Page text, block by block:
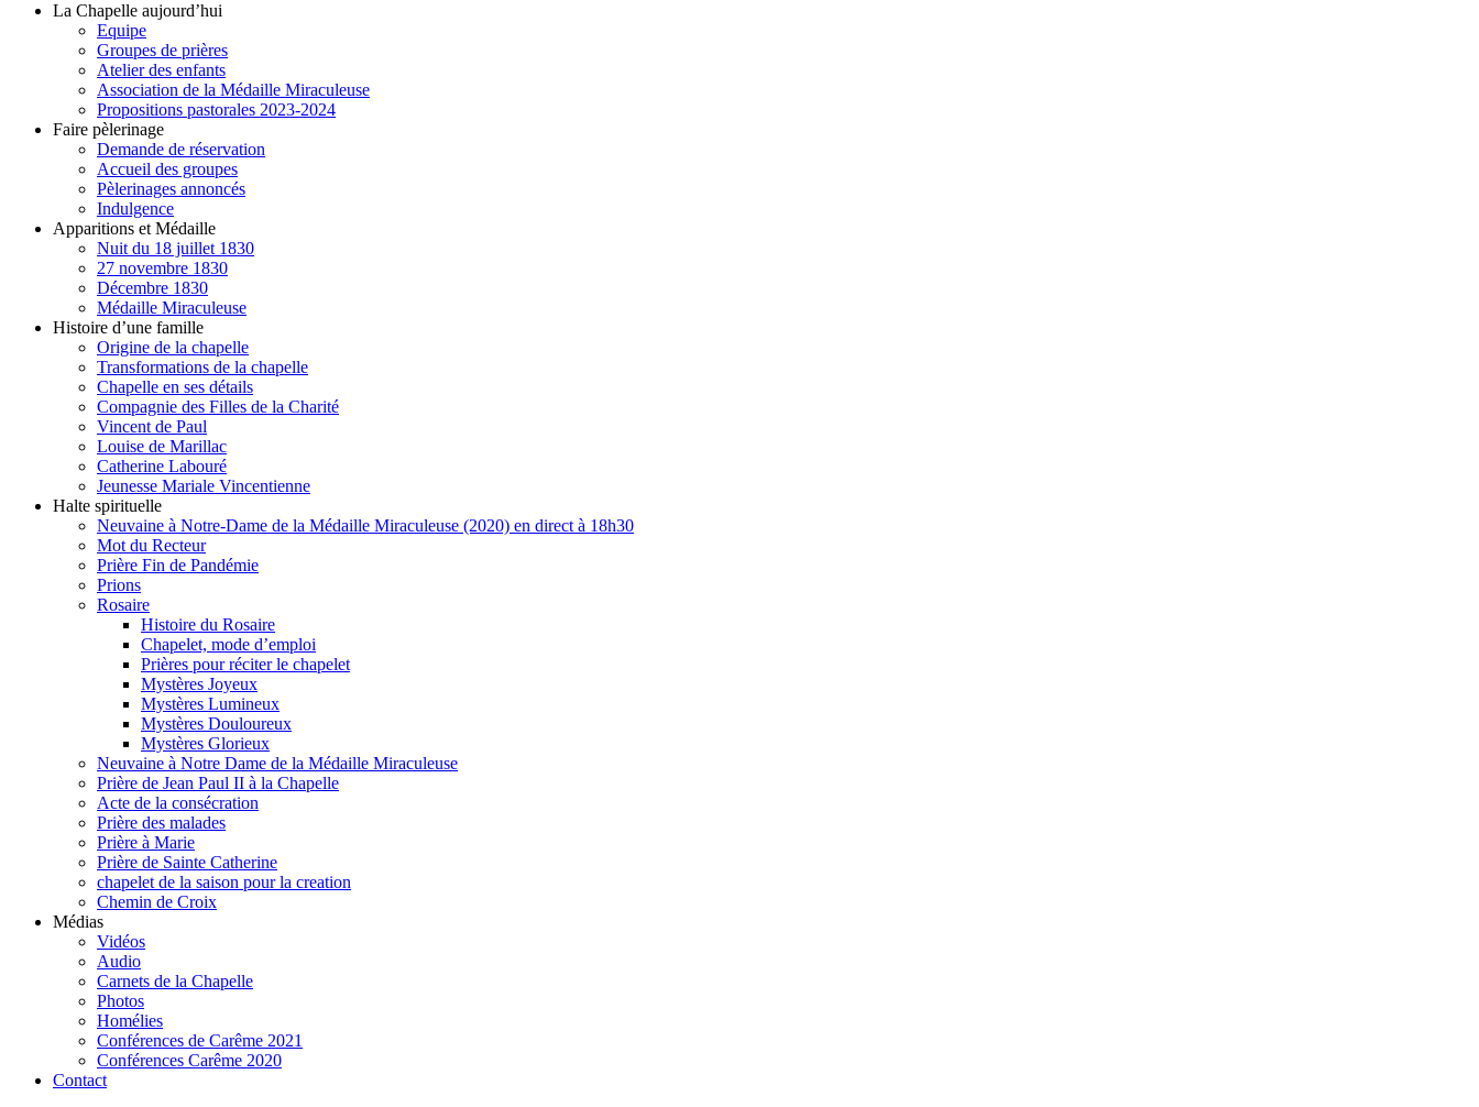
La Chapelle aujourd’hui
Equipe
Groupes de prières
Atelier des enfants
Association de la Médaille Miraculeuse
Propositions pastorales 2023-2024
Faire pèlerinage
Demande de réservation
Accueil des groupes
Pèlerinages annoncés
Indulgence
Apparitions et Médaille
Nuit du 18 juillet 1830
27 novembre 1830
Décembre 1830
Médaille Miraculeuse
Histoire d’une famille
Origine de la chapelle
Transformations de la chapelle
Chapelle en ses détails
Compagnie des Filles de la Charité
Vincent de Paul
Louise de Marillac
Catherine Labouré
Jeunesse Mariale Vincentienne
Halte spirituelle
Neuvaine à Notre-Dame de la Médaille Miraculeuse (2020) en direct à 18h30
Mot du Recteur
Prière Fin de Pandémie
Prions
Rosaire
Histoire du Rosaire
Chapelet, mode d’emploi
Prières pour réciter le chapelet
Mystères Joyeux
Mystères Lumineux
Mystères Douloureux
Mystères Glorieux
Neuvaine à Notre Dame de la Médaille Miraculeuse
Prière de Jean Paul II à la Chapelle
Acte de la consécration
Prière des malades
Prière à Marie
Prière de Sainte Catherine
chapelet de la saison pour la creation
Chemin de Croix
Médias
Vidéos
Audio
Carnets de la Chapelle
Photos
Homélies
Conférences de Carême 2021
Conférences Carême 2020
Contact